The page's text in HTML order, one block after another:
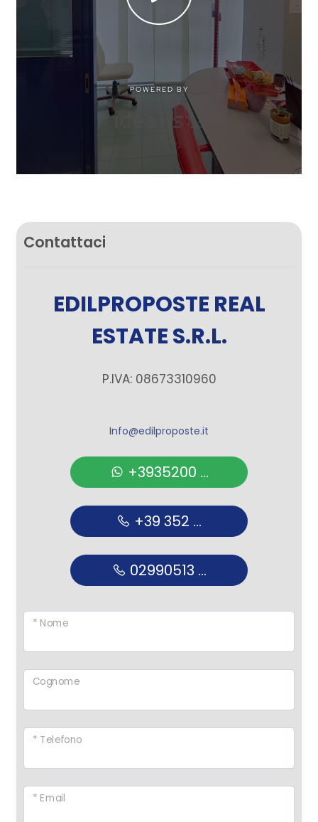
Contattaci
EDILPROPOSTE REAL
ESTATE S.R.L.
P.IVA: 08673310960
Info@edilproposte.it
+3935200 ...
+39 352 ...
02990513 ...
* Nome
Cognome
* Telefono
* Email